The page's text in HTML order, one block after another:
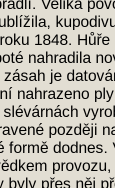
Veliká
1848.
nahradila
je
nahrazeno
později
formě
byly přes něj